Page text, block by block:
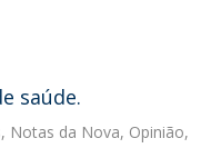
saúde.
Notas da Nova, Opinião,